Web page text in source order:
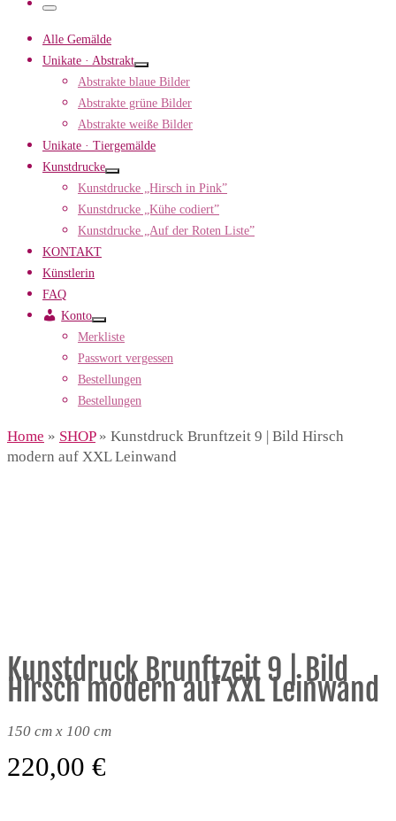
Menü
Alle Gemälde
Unikate · Abstrakt
Abstrakte blaue Bilder
Abstrakte grüne Bilder
Abstrakte weiße Bilder
Unikate · Tiergemälde
Kunstdrucke
Kunstdrucke „Hirsch in Pink”
Kunstdrucke „Kühe codiert”
Kunstdrucke „Auf der Roten Liste”
KONTAKT
Künstlerin
FAQ
Konto
Merkliste
Passwort vergessen
Bestellungen
Bestellungen
Home » SHOP» Kunstdruck Brunftzeit 9 | Bild Hirsch
modern auf XXL Leinwand
Kunstdruck Brunftzeit 9 | Bild
Hirsch modern auf XXL Leinwand
150 cm x 100 cm
220,00 €